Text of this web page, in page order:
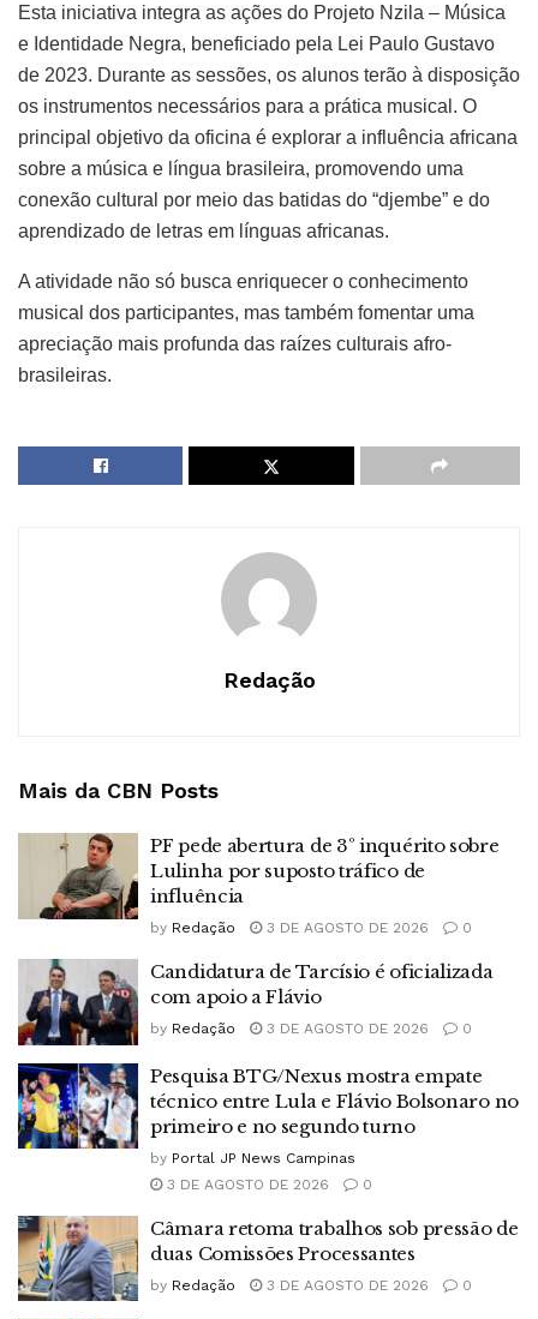
Esta iniciativa integra as ações do Projeto Nzila – Música
e Identidade Negra, beneficiado pela Lei Paulo Gustavo
de 2023. Durante as sessões, os alunos terão à disposição
os instrumentos necessários para a prática musical. O
principal objetivo da oficina é explorar a influência africana
sobre a música e língua brasileira, promovendo uma
conexão cultural por meio das batidas do “djembe” e do
aprendizado de letras em línguas africanas.
A atividade não só busca enriquecer o conhecimento
musical dos participantes, mas também fomentar uma
apreciação mais profunda das raízes culturais afro-
brasileiras.
Redação
Mais da CBN Posts
PF pede abertura de 3º inquérito sobre
Lulinha por suposto tráfico de
influência
by Redação 3 DE AGOSTO DE 2026 0
Candidatura de Tarcísio é oficializada
com apoio a Flávio
by Redação 3 DE AGOSTO DE 2026 0
Pesquisa BTG/Nexus mostra empate
técnico entre Lula e Flávio Bolsonaro no
primeiro e no segundo turno
by Portal JP News Campinas
3 DE AGOSTO DE 2026
0
Câmara retoma trabalhos sob pressão de
duas Comissões Processantes
by Redação 3 DE AGOSTO DE 2026 0